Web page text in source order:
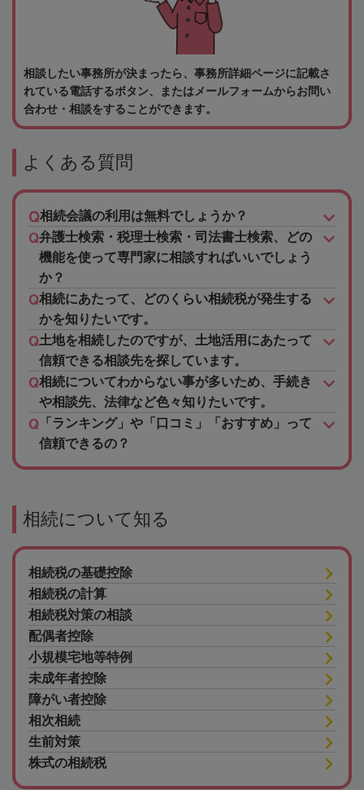
相談したい事務所が決まったら、事務所詳細ページに記載さ
れている電話するボタン、またはメールフォームからお問い
合わせ・相談をすることができます。
よくある質問
相続会議の利用は無料でしょうか？
弁護士検索・税理士検索・司法書士検索、どの
機能を使って専門家に相談すればいいでしょう
か？
相続にあたって、どのくらい相続税が発生する
かを知りたいです。
土地を相続したのですが、土地活用にあたって
信頼できる相談先を探しています。
相続についてわからない事が多いため、手続き
や相談先、法律など色々知りたいです。
「ランキング」や「口コミ」「おすすめ」って
信頼できるの？
相続について知る
相続税の基礎控除
相続税の計算
相続税対策の相談
配偶者控除
小規模宅地等特例
未成年者控除
障がい者控除
相次相続
生前対策
株式の相続税